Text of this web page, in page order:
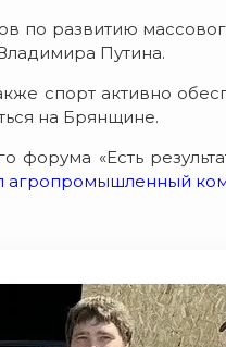
по развитию
Путина.
спорт активно
на Брянщине.
«Есть
агропромышленный